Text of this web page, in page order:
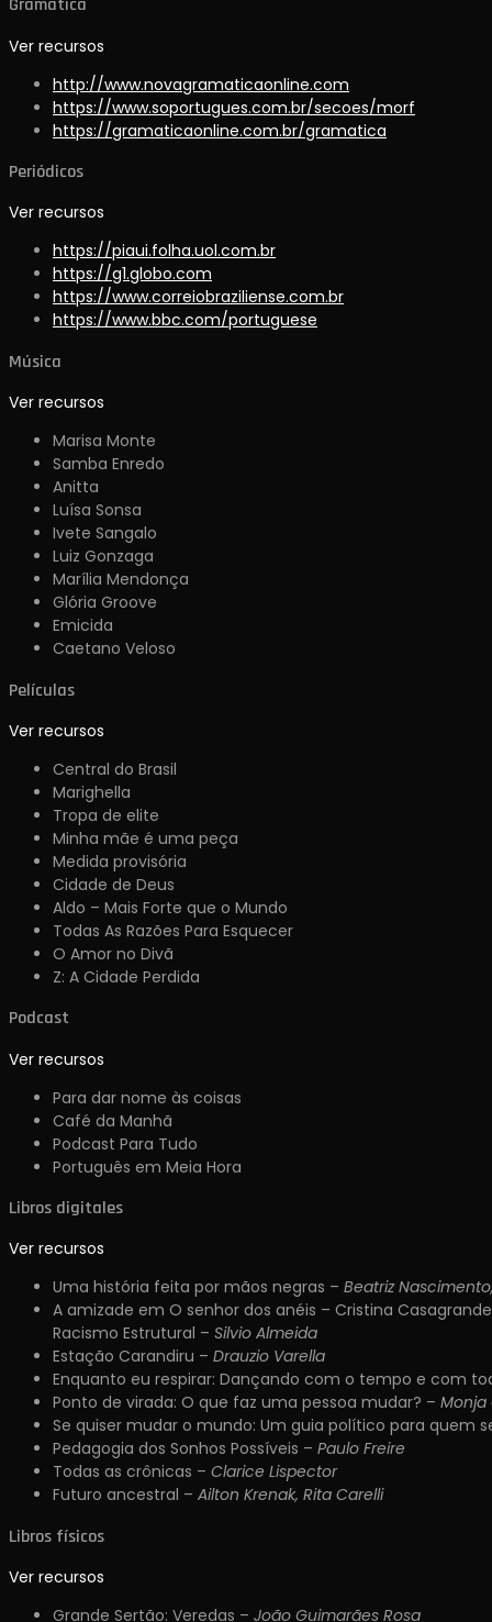
Gramática
Ver recursos
http://www.novagramaticaonline.com
https://www.soportugues.com.br/secoes/morf
https://gramaticaonline.com.br/gramatica
Periódicos
Ver recursos
https://piaui.folha.uol.com.br
https://g1.globo.com
https://www.correiobraziliense.com.br
https://www.bbc.com/portuguese
Música
Ver recursos
Marisa Monte
Samba Enredo
Anitta
Luísa Sonsa
Ivete Sangalo
Luiz Gonzaga
Marília Mendonça
Glória Groove
Emicida
Caetano Veloso
Películas
Ver recursos
Central do Brasil
Marighella
Tropa de elite
Minha mãe é uma peça
Medida provisória
Cidade de Deus
Aldo – Mais Forte que o Mundo
Todas As Razões Para Esquecer
O Amor no Divã
Z: A Cidade Perdida
Podcast
Ver recursos
Para dar nome às coisas
Café da Manhã
Podcast Para Tudo
Português em Meia Hora
Libros digitales
Ver recursos
Uma história feita por mãos negras – Beatriz
A amizade em O senhor dos anéis – Cristina Casagrande
Racismo Estrutural – Silvio Almeida
Estação Carandiru – Drauzio Varella
Enquanto eu respirar: Dançando com o tempo e com
Ponto de virada: O que faz uma pessoa mudar? – Monja
Se quiser mudar o mundo: Um guia político para quem
Pedagogia dos Sonhos Possíveis – Paulo Freire
Todas as crônicas – Clarice Lispector
Futuro ancestral – Ailton Krenak, Rita Carelli
Libros físicos
Ver recursos
Grande Sertão: Veredas – João Guimarães Rosa